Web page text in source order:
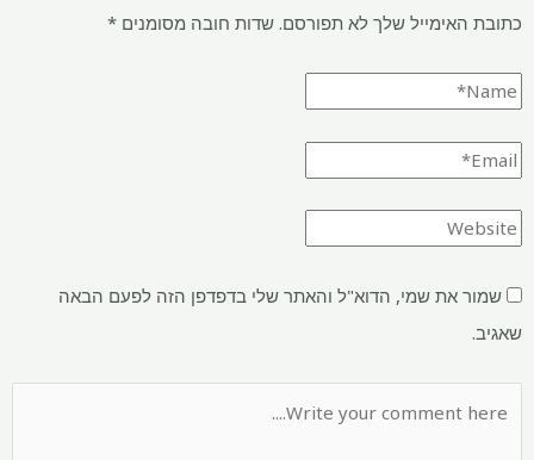
כתובת האימייל שלך לא תפורסם. שדות חובה מסומנים *
שמור את שמי, הדוא"ל והאתר שלי בדפדפן הזה לפעם הבאה
שאגיב.